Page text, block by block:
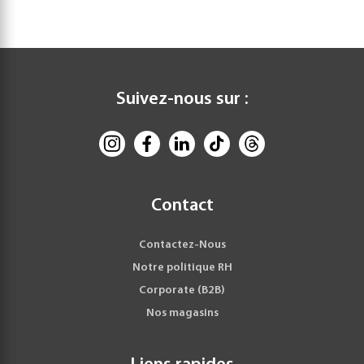
Suivez-nous sur :
Contact
Contactez-Nous
Notre politique RH
Corporate (B2B)
Nos magasins